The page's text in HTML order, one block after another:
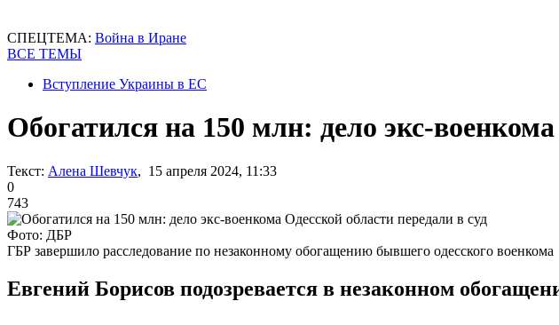
СПЕЦТЕМА: Война в Иране
ВСЕ ТЕМЫ
Вступление Украины в ЕС
Обогатился на 150 млн: дело экс-
Текст: Алена Шевчук, 15 апреля 2024, 11:33
0
743
Фото: ДБР
ГБР завершило расследование по незаконному обогащению бывшего одесского военкома
Евгений Борисов подозревается в незаконном